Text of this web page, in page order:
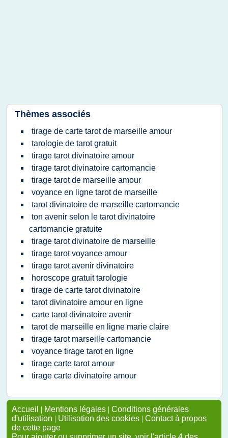
Thèmes associés
tirage de carte tarot de marseille amour
tarologie de tarot gratuit
tirage tarot divinatoire amour
tirage tarot divinatoire cartomancie
tirage tarot de marseille amour
voyance en ligne tarot de marseille
tarot divinatoire de marseille cartomancie
ton avenir selon le tarot divinatoire
cartomancie gratuite
tirage tarot divinatoire de marseille
tirage tarot voyance amour
tirage tarot avenir divinatoire
horoscope gratuit tarologie
tirage de carte tarot divinatoire
tarot divinatoire amour en ligne
carte tarot divinatoire avenir
tarot de marseille en ligne marie claire
tirage tarot marseille cartomancie
voyance tirage tarot en ligne
tirage carte tarot amour
tirage carte divinatoire amour
Accueil | Mentions légales | Conditions générales
d'utilisation | Utilisation des cookies | Contact à propos
de cette page